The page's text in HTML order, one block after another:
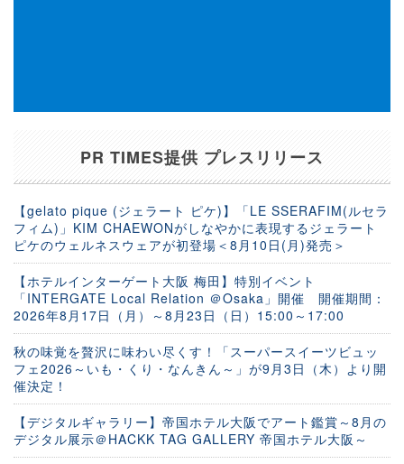
PR TIMES提供 プレスリリース
【gelato pique (ジェラート ピケ)】「LE SSERAFIM(ルセラ
フィム)」KIM CHAEWONがしなやかに表現するジェラート
ピケのウェルネスウェアが初登場＜8月10日(月)発売＞
【ホテルインターゲート大阪 梅田】特別イベント
「INTERGATE Local Relation ＠Osaka」開催 開催期間：
2026年8月17日（月）～8月23日（日）15:00～17:00
秋の味覚を贅沢に味わい尽くす！「スーパースイーツビュッ
フェ2026～いも・くり・なんきん～」が9月3日（木）より開
催決定！
【デジタルギャラリー】帝国ホテル大阪でアート鑑賞～8月の
デジタル展示＠HACKK TAG GALLERY 帝国ホテル大阪～